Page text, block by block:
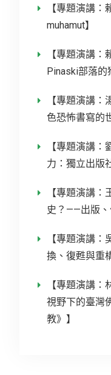
【專題演講：
muhamut】
【專題演講
Pinaski部落的
【專題演講
色恐怖書寫的
【專題演講
力：獨立出版
【專題演講
史？——出版、
【專題演講
換、復甦與重
【專題演講：
視野下的臺灣
教》】